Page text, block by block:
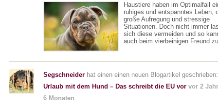
Haustiere haben im Optimalfall
ruhiges und entspanntes Leben,
große Aufregung und stressige
Situationen. Doch nicht immer
sich diese vermeiden und so
auch beim vierbeinigen Freund
Segschneider hat einen einen neuen Blogartikel geschrieben:
Urlaub mit dem Hund – Das schreibt die EU vor vor 2
6 Monaten